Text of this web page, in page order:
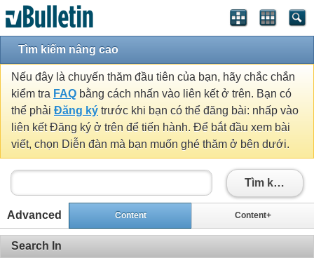
Tìm kiếm nâng cao
Nếu đây là chuyến thăm đầu tiên của bạn, hãy chắc chắn
kiểm tra FAQ bằng cách nhấn vào liên kết ở trên. Bạn có
thể phải Đăng ký trước khi bạn có thể đăng bài: nhấp vào
liên kết Đăng ký ở trên để tiến hành. Để bắt đầu xem bài
viết, chọn Diễn đàn mà bạn muốn ghé thăm ở bên dưới.
Tìm kiếm
Advanced Content Content+
Search In